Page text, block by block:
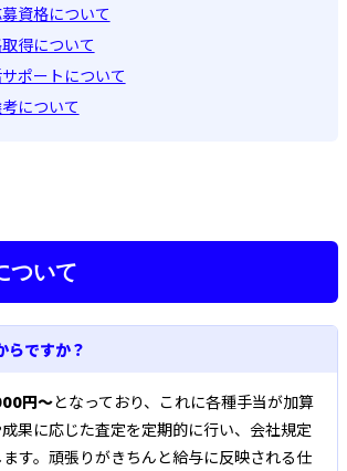
資格について
得について
ポートについて
について
ついて
らですか？
円〜となっており、これに各種手当が加算
果に応じた査定を定期的に行い、会社規定
す。頑張りがきちんと給与に反映される仕